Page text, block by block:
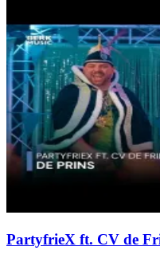
PartyfrieX ft. CV de